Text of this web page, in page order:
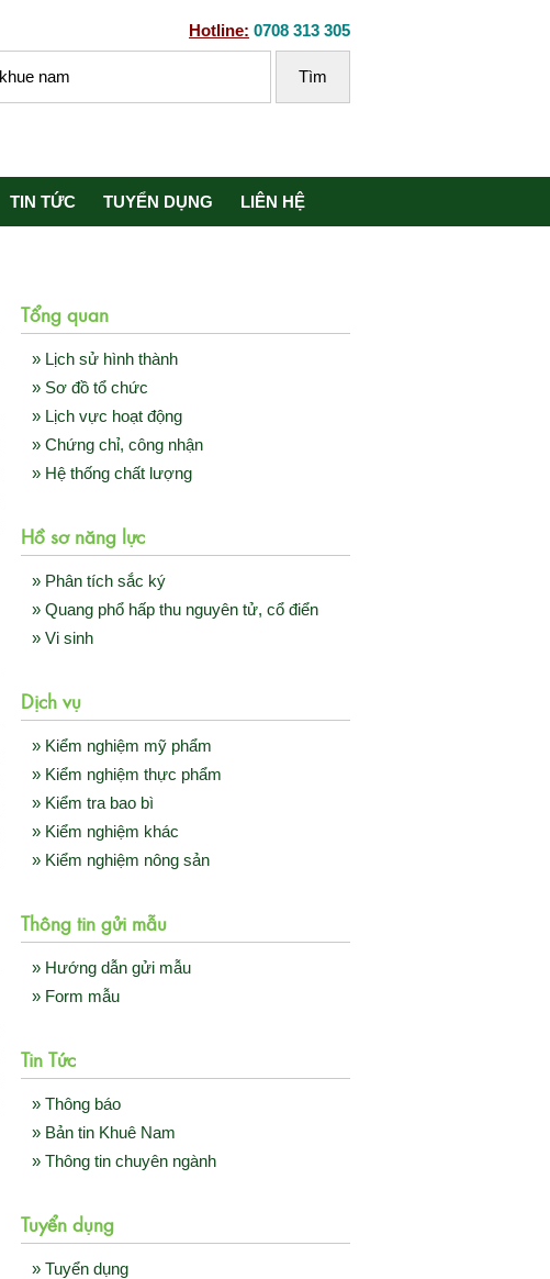
Hotline: 0708 313 305
TIN TỨC TUYỂN DỤNG LIÊN HỆ
Tổng quan
» Lịch sử hình thành
» Sơ đồ tổ chức
» Lịch vực hoạt động
» Chứng chỉ, công nhận
» Hệ thống chất lượng
Hồ sơ năng lực
» Phân tích sắc ký
» Quang phổ hấp thu nguyên tử, cổ điển
» Vi sinh
Dịch vụ
» Kiểm nghiệm mỹ phẩm
» Kiểm nghiệm thực phẩm
» Kiểm tra bao bì
» Kiểm nghiệm khác
» Kiểm nghiệm nông sản
Thông tin gửi mẫu
» Hướng dẫn gửi mẫu
» Form mẫu
Tin Tức
» Thông báo
» Bản tin Khuê Nam
» Thông tin chuyên ngành
Tuyển dụng
» Tuyển dụng